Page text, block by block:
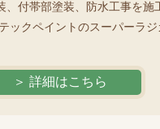
、付帯部塗装、防水工事を施
ックペイントのスーパーラジ
＞ 詳細はこちら